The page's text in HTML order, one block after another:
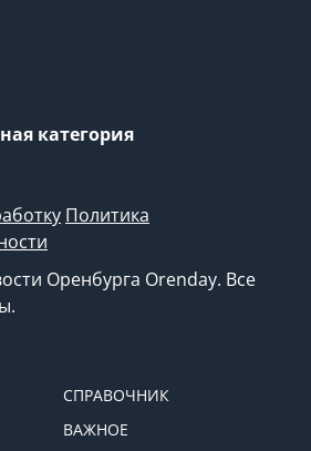
категория
Политика
Оренбурга Orenday. Все
СПРАВОЧНИК
ВАЖНОЕ